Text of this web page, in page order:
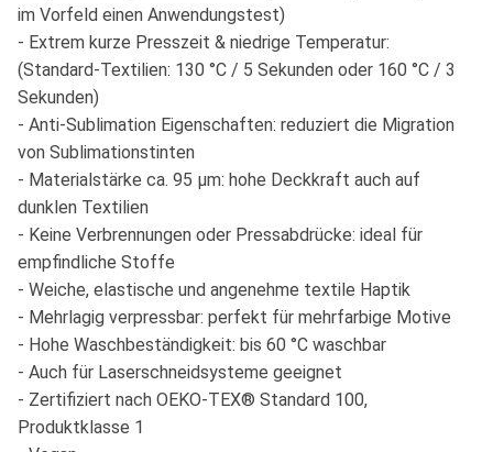
im Vorfeld einen Anwendungstest)
- Extrem kurze Presszeit & niedrige Temperatur:
(Standard-Textilien: 130 °C / 5 Sekunden oder 160 °C / 3
Sekunden)
- Anti-Sublimation Eigenschaften: reduziert die Migration
von Sublimationstinten
- Materialstärke ca. 95 μm: hohe Deckkraft auch auf
dunklen Textilien
- Keine Verbrennungen oder Pressabdrücke: ideal für
empfindliche Stoffe
- Weiche, elastische und angenehme textile Haptik
- Mehrlagig verpressbar: perfekt für mehrfarbige Motive
- Hohe Waschbeständigkeit: bis 60 °C waschbar
- Auch für Laserschneidsysteme geeignet
- Zertifiziert nach OEKO-TEX® Standard 100,
Produktklasse 1